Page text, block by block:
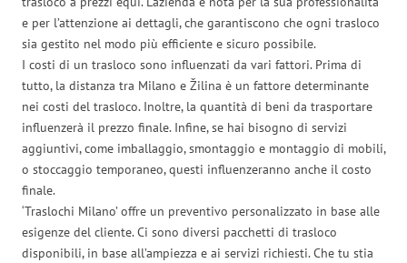
e per l’attenzione ai dettagli, che garantiscono che ogni trasloco
sia gestito nel modo più efficiente e sicuro possibile.
I costi di un trasloco sono influenzati da vari fattori. Prima di
tutto, la distanza tra Milano e Žilina è un fattore determinante
nei costi del trasloco. Inoltre, la quantità di beni da trasportare
influenzerà il prezzo finale. Infine, se hai bisogno di servizi
aggiuntivi, come imballaggio, smontaggio e montaggio di mobili,
o stoccaggio temporaneo, questi influenzeranno anche il costo
finale.
‘Traslochi Milano’ offre un preventivo personalizzato in base alle
esigenze del cliente. Ci sono diversi pacchetti di trasloco
disponibili, in base all’ampiezza e ai servizi richiesti. Che tu stia